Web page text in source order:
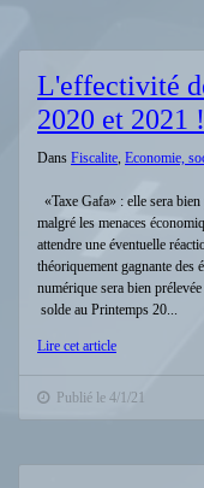
L'effectivité
2020 et 2021 !
Dans Fiscalite, Economie,
«Taxe Gafa» : elle sera
malgré les menaces
attendre une éventuelle
théoriquement gagnante des
numérique sera bien
solde au Printemps 20...
Lire cet article
Publié le 4/1/21